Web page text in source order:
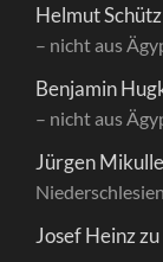
Helmut Schütz
– nicht aus
Benjamin
– nicht aus
Jürgen Mikulle
Niederschlesien
Josef Heinzzu